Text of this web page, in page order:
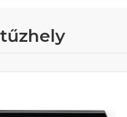
tűzhely